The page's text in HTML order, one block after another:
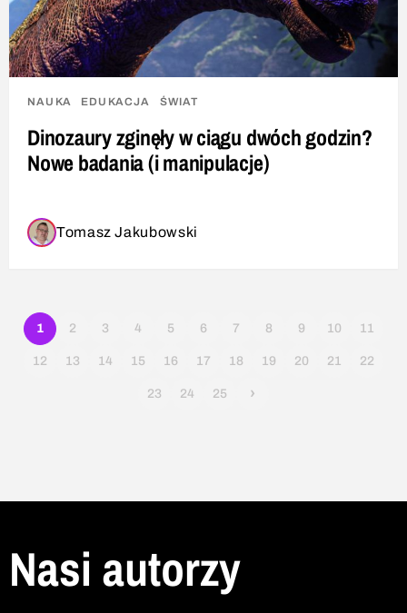
NAUKA EDUKACJA ŚWIAT
Dinozaury zginęły w ciągu dwóch godzin?
Nowe badania (i manipulacje)
Tomasz Jakubowski
1 2 3 4 5 6 7 8 9 10 11
12 13 14 15 16 17 18 19 20 21 22
23 24 25 ›
Nasi autorzy